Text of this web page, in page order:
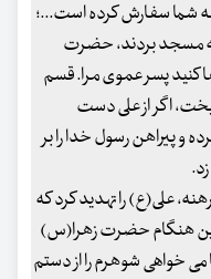
به شما سفارش کرده است...؛
به مسجد بردند، حضرت
کنید پسر عموی مرا. قسم
اگر از علی دست
و پیراهن رسول خدا را بر
علی(ع) را تهدید کرد که
این هنگام حضرت زهرا(س)
می خواهی شوهرم را از دستم